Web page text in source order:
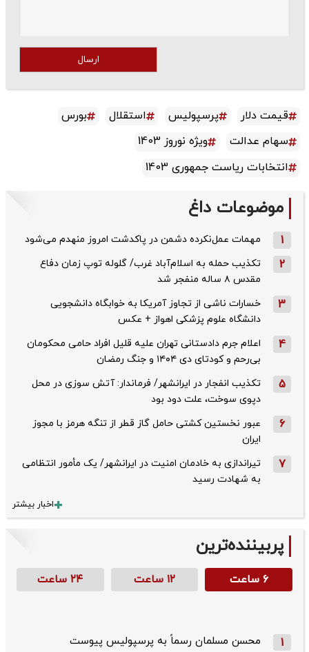
ارسال
قیمت دلار پرسپولیس استقلال
بورس
سهام عدالت
ویژه نوروز 1403
انتخابات ریاست جمهوری 1403
موضوعات داغ
1 مهمات عمل‌نکرده دشمن در پاکدشت امروز منهدم می‌شود
2
تکذیب حمله به اسلام‌آباد غرب/ گلوله توپ زمان دفاع
مقدس ۸ ساله منفجر شد
3
خسارات ناشی از تجاوز آمریکا به خوابگاه دانشجویی
دانشگاه علوم پزشکی اهواز + عکس
4
اعلام جرم دادستانی تهران علیه قلیل افراد حامی محکومان
بی‌رحم و کودتای دی‌ ۱۴۰۴ و جنگ رمضان
5
تکذیب ‌انفجار در ایرانشهر/ فرماندار: آتش سوزی در محل
دپوی سوخت، علت دود بود
6
عبور نخستین کشتی حامل گاز قطر از تنگه هرمز با مجوز
ایران
7
تیراندازی به خادمان امنیت در ایرانشهر/ یک مأمور انتظامی
به شهادت رسید
اخبار بیشتر
پربیننده‌ترین
۶ ساعت ۱۲ ساعت ۲۴ ساعت
1 محسن مسلمان رسماً به پرسپولیس پیوست